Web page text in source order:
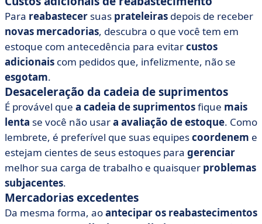
Para reabastecer suas prateleiras depois de receber
novas mercadorias, descubra o que você tem em
estoque com antecedência para evitarcustos
adicionais com pedidos que, infelizmente, não se
esgotam.
Desaceleração da cadeia de suprimentos
É provável que a cadeia de suprimentosfique mais
lenta se você não usara avaliação de estoque. Como
lembrete, é preferível que suas equipescoordenem e
estejam cientes de seus estoques para gerenciar
melhor sua carga de trabalho e quaisquer problemas
subjacentes.
Mercadorias excedentes
Da mesma forma, aoanteciparos reabastecimentos